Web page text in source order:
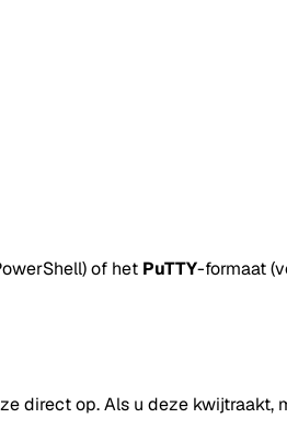
of het PuTTY-formaat
direct op. Als u deze kwijtraakt,